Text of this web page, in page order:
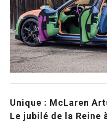
Unique : McLaren
Le jubilé de la Reine